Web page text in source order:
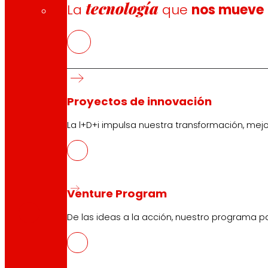
Latecnología que nos mueve
Proyectos de innovación
La l+D+i impulsa nuestra transformación,
Venture Program
De las ideas a la acción, nuestro programa